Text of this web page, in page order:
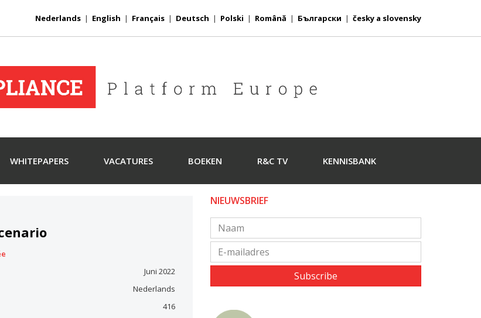
Nederlands | English | Français | Deutsch | Polski | Română | Български | česky a slovensky
WHITEPAPERS VACATURES BOEKEN R&C TV KENNISBANK
Juni 2022
Nederlands
416
NIEUWSBRIEF
Subscribe